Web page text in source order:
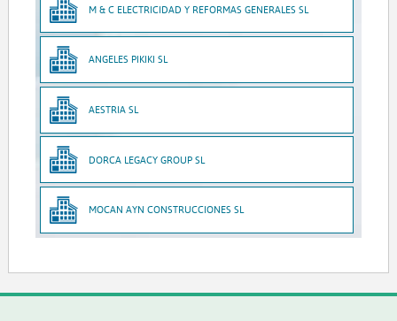
M & C ELECTRICIDAD Y REFORMAS GENERALES SL
ANGELES PIKIKI SL
AESTRIA SL
DORCA LEGACY GROUP SL
MOCAN AYN CONSTRUCCIONES SL